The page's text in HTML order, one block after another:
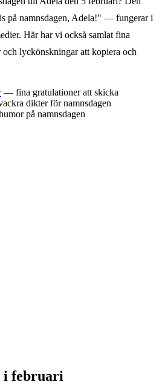
på namnsdagen, Adela!" — fungerar i
Här har vi också samlat fina
och lyckönskningar att kopiera och
— fina gratulationer att skicka
dikter för namnsdagen
på namnsdagen
i februari